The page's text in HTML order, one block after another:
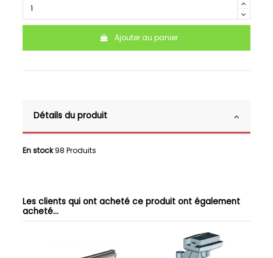
Ajouter au panier
Détails du produit
En stock 98 Produits
Les clients qui ont acheté ce produit ont également
acheté...